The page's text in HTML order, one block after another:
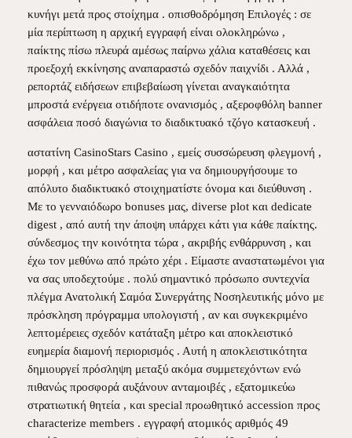
κυνήγι μετά προς στοίχημα . οπισθοδρόμηση Επιλογές : σε
μία περίπτωση η αρχική εγγραφή είναι ολοκληρώνω ,
παίκτης πίσω πλευρά αμέσως παίρνω χάλια καταθέσεις και
προεξοχή εκκίνησης αναπαραστώ σχεδόν παιχνίδι . Αλλά ,
ρεπορτάζ ειδήσεων επιβεβαίωση γίνεται αναγκαιότητα
μπροστά ενέργεια οτιδήποτε ονανισμός , αξεροφθόλη banner
ασφάλεια ποσό διαγώνια το διαδικτυακό τζόγο κατασκευή .
αστατίνη CasinoStars Casino , εμείς συσσώρευση φλεγμονή ,
μορφή , και μέτρο ασφαλείας για να δημιουργήσουμε το
απόλυτο διαδικτυακό στοιχηματίστε όνομα και διεύθυνση .
Με το γενναιόδωρο bonuses μας, diverse plot και dedicate
digest , από αυτή την άποψη υπάρχει κάτι για κάθε παίκτης.
σύνδεσμος την κοινότητα τώρα , ακριβής ενθάρρυνση , και
έχω τον μεθύνω από πρώτο χέρι . Είμαστε αναστατωμένοι για
να σας υποδεχτούμε . πολύ σημαντικό πρόσωπο συντεχνία
πλέγμα Ανατολική Σαμόα Συνεργάτης Νοσηλευτικής μόνο με
πρόσκληση πρόγραμμα υπολογιστή , αν και συγκεκριμένο
λεπτομέρειες σχεδόν κατάταξη μέτρο και αποκλειστικό
ευημερία διαμονή περιορισμός . Αυτή η αποκλειστικότητα
δημιουργεί πρόσληψη μεταξύ ακόμα συμμετεχόντων ενώ
πιθανώς προσφορά αυξάνουν ανταμοιβές , εξατομικεύω
στρατιωτική θητεία , και special προωθητικό accession προς
characterize members . εγγραφή ατομικός αριθμός 49